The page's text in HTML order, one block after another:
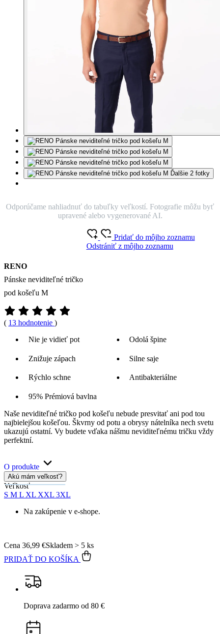
Ďalšie 2 fotky
Odporúčame nahliadnuť do tabuľky veľkostí. Fotografie môžu byť
upravené alebo vygenerované AI.
RENO
Pánske neviditeľné tričko
pod košeľu M
Pridať do môjho zoznamu
Odstrániť z môjho zoznamu
( 13 hodnotenie )
Nie je vidieť pot
Odolá špine
Znižuje zápach Silne saje
Rýchlo schne Antibakteriálne
95% Prémiová bavlna
Naše neviditeľné tričko pod košeľu nebude presvitať ani pod tou
najbielejšou košeľou. Škvrny od potu a obrysy nátelníka nech svetu
ukazujú ostatní. Vy budete vďaka nášmu neviditeľnému tričku vždy
perfektní.
O produkte
Akú mám veľkosť?
Veľkosť
S M L XL XXL 3XL
Na zakúpenie v e-shope.
Skladem > 5 ks
Cena 36,99 €
PRIDAŤ DO KOŠÍKA
Doprava zadarmo od 80 €